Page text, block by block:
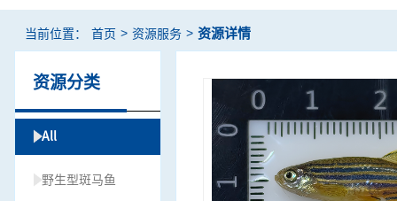
当前位置： 首页 > 资源服务 > 资源详情
资源分类
All
野生型斑马鱼